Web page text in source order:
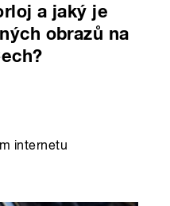
a jaký je
obrazů na
internetu